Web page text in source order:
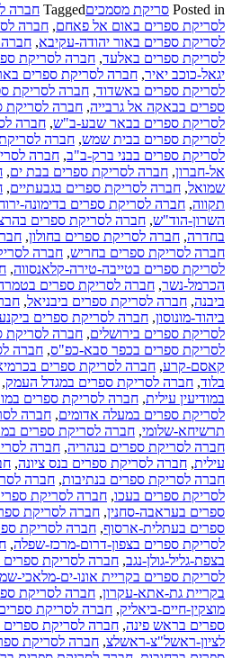
Posted in סריקת מסמכיםTagged חברה
לסריקת ספרים באום אל פאחם, חברה
לסריקת ספרים באור יהודה-עקיבא,
לסריקת ספרים באלעד, חברה לסריקת
יגאל-כוכב יאיר, חברה לסריקת ספרים
לסריקת ספרים באשדוד, חברה לסריקת
ספרים בבאקה אל גרבייה, חברה לסריקת
לסריקת ספרים בבאר שבע-ב"ש, חברה
לסריקת ספרים בבית שמש, חברה
לסריקת ספרים בבני ברק-ב"ב, חברה
אל-חברון, חברה לסריקת ספרים בבת ים,
שמואל, חברה לסריקת ספרים בגבעתיים,
תקווה, חברה לסריקת ספרים בדימונה-
השרון-הוד"ש, חברה לסריקת ספרים
בחדרה, חברה לסריקת ספרים בחולון,
חברה לסריקת ספרים בחריש, חברה
לסריקת ספרים בטייבה-טירה-קלאנסווה,
הכרמל-נשר, חברה לסריקת ספרים
ביבנה, חברה לסריקת ספרים ביבניאל,
ביהוד-מונוסון, חברה לסריקת ספרים
לסריקת ספרים בירושלים, חברה לסריקת
לסריקת ספרים בכפר סבא-כפ"ס, חברה
קאסם-קרע, חברה לסריקת ספרים
בלוד, חברה לסריקת ספרים במגדל העמק,
במודיעין עילית, חברה לסריקת ספרים
לסריקת ספרים במעלה אדומים, חברה
תרשיחא-שלומי, חברה לסריקת ספרים
חברה לסריקת ספרים בנהריה, חברה
עילית, חברה לסריקת ספרים בנס ציונה,
חברה לסריקת ספרים בנתיבות, חברה
לסריקת ספרים בעכו, חברה לסריקת
ספרים בעראבה-סחנין, חברה לסריקת
ספרים בעתלית-ארסוף, חברה לסריקת
לסריקת ספרים בצפון-דרום-מרכז-שפלה,
בצפת-גליל-גולן-נגב, חברה לסריקת ספרים
לסריקת ספרים בקריית אונו-ים-מלאכי-
בקריית גת-אתא-עקרון, חברה לסריקת
מוצקין-חיים-ביאליק, חברה לסריקת
ספרים בראש פינה, חברה לסריקת ספרים
לציון-ראשל"צ-ראשלצ, חברה לסריקת